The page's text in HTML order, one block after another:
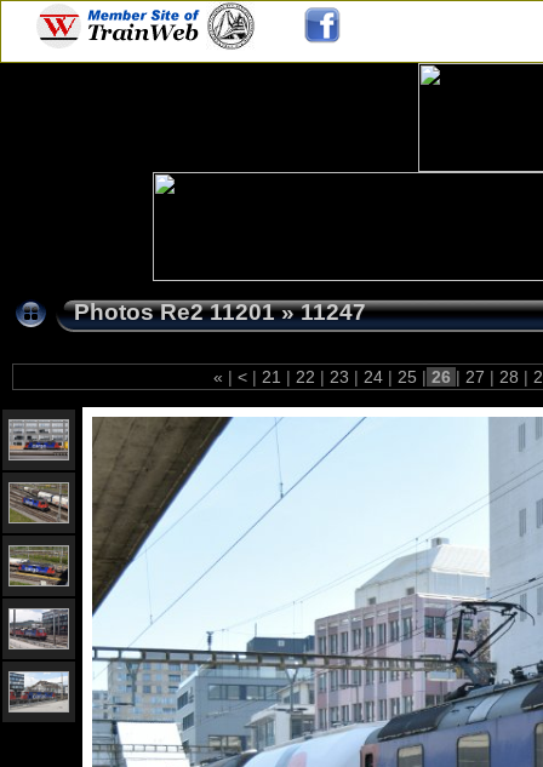
Photos Re2 11201»11247
« | < | 21 | 22 | 23 | 24 | 25 | 26 | 27 | 28 |